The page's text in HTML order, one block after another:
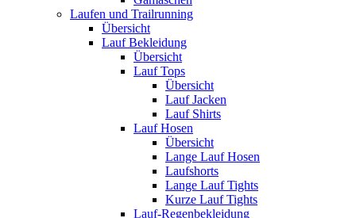
Laufen und Trailrunning
Übersicht
Lauf Bekleidung
Übersicht
Lauf Tops
Übersicht
Lauf Jacken
Lauf Shirts
Lauf Hosen
Übersicht
Lange Lauf Hosen
Laufshorts
Lange Lauf Tights
Kurze Lauf Tights
Lauf-Regenbekleidung